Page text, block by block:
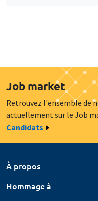
Job market
Retrouvez l'ensemble de
actuellement sur le Job
Candidats
À propos
Hommage à